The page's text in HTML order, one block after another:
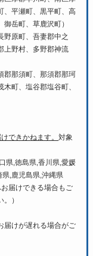
、平瀬町、黒平町、高
岳町、草鹿沢町）
野原町、吾妻郡中之
上野村、多野郡神流
郡那須町、那須郡那珂
町、塩谷郡塩谷町、
できかねます。 対象
県,徳島県,香川県,愛媛
県,鹿児島県,沖縄県
届けできる場合もご
）
届けが遅れる場合がご